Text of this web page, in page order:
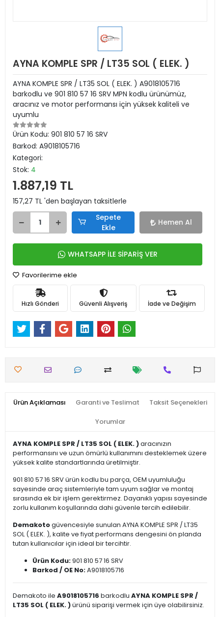
AYNA KOMPLE SPR / LT35 SOL ( ELEK. )
AYNA KOMPLE SPR / LT35 SOL ( ELEK. ) A9018105716
barkodlu ve 901 810 57 16 SRV MPN kodlu ürünümüz,
aracınız ve motor performansı için yüksek kaliteli ve
uyumlu
Ürün Kodu: 901 810 57 16 SRV
Barkod: A9018105716
Kategori:
Stok: 4
1.887,19 TL
157,27 TL 'den başlayan taksitlerle
Sepete
Ekle
Hemen Al
WHATSAPP İLE SİPARİŞ VER
Favorilerime ekle
Hızlı Gönderi Güvenli Alışveriş İade ve Değişim
Ürün Açıklaması Garanti ve Teslimat Taksit Seçenekleri
Yorumlar
AYNA KOMPLE SPR / LT35 SOL ( ELEK. )aracınızın
performansını ve uzun ömürlü kullanımını desteklemek üzere
yüksek kalite standartlarında üretilmiştir.
901 810 57 16 SRV ürün kodlu bu parça, OEM uyumluluğu
sayesinde araç sistemleriyle tam uyum sağlar ve montaj
sırasında ek bir işlem gerektirmez. Dayanıklı yapısı sayesinde
zorlu kullanım koşullarında dahi güvenle tercih edilebilir.
Demakotogüvencesiyle sunulan AYNA KOMPLE SPR / LT35
SOL ( ELEK. ), kalite ve fiyat performans dengesini ön planda
tutan kullanıcılar için ideal bir tercihtir.
Ürün Kodu:901 810 57 16 SRV
Barkod / OE No:A9018105716
Demakoto ile A9018105716 barkodlu AYNA KOMPLE SPR /
LT35 SOL ( ELEK. )ürünü siparişi vermek için üye olabilirsiniz.